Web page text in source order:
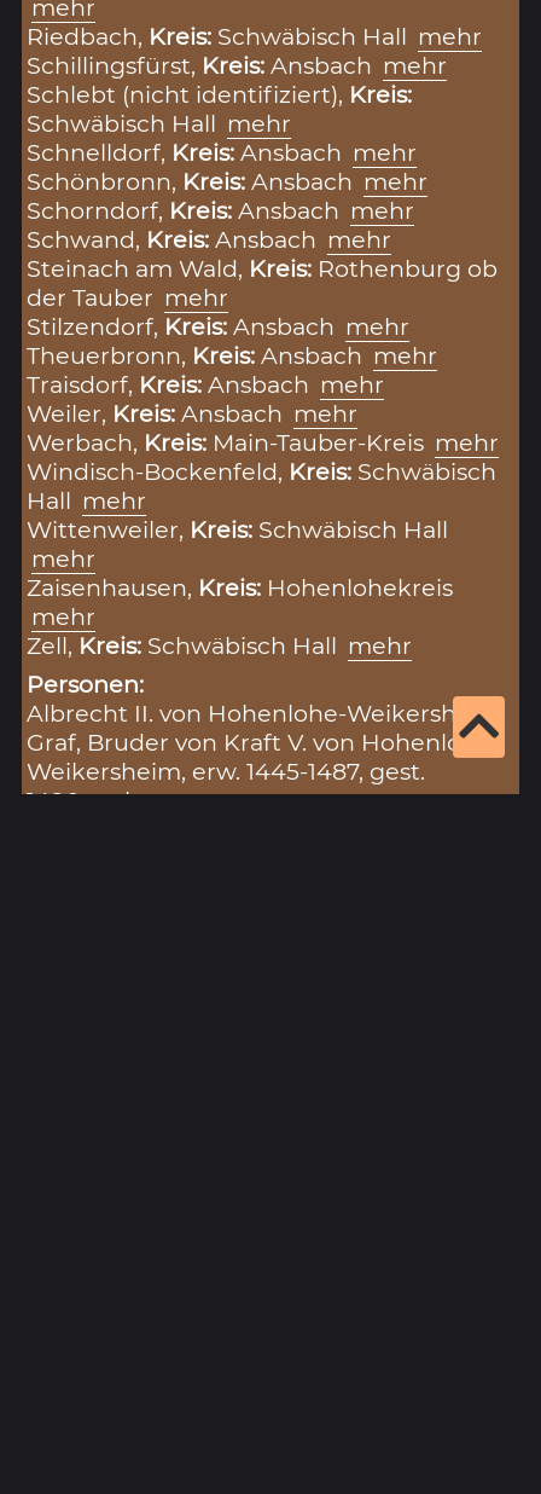
mehr
Riedbach, Kreis: Schwäbisch Hall mehr
Schillingsfürst, Kreis:Ansbach mehr
Schlebt (nicht identifiziert), Kreis:
Schwäbisch Hall mehr
Schnelldorf, Kreis:Ansbach mehr
Schönbronn, Kreis:Ansbach mehr
Schorndorf, Kreis:Ansbach mehr
Schwand, Kreis:Ansbach mehr
Steinach am Wald, Kreis: Rothenburg ob
der Tauber mehr
Stilzendorf, Kreis:Ansbach mehr
Theuerbronn, Kreis:Ansbach mehr
Traisdorf, Kreis:Ansbach mehr
Weiler, Kreis:Ansbach mehr
Werbach, Kreis: Main-Tauber-Kreis mehr
Windisch-Bockenfeld, Kreis: Schwäbisch
Hall mehr
Wittenweiler, Kreis: Schwäbisch Hall
mehr
Zaisenhausen, Kreis: Hohenlohekreis
mehr
Zell, Kreis: Schwäbisch Hall mehr
Personen:
Albrecht II. von Hohenlohe-Weikersheim,
Graf, Bruder von Kraft V. von Hohenlohe-
Weikersheim, erw. 1445-1487, gest.
1490mehr